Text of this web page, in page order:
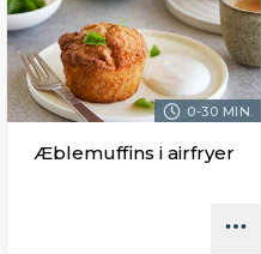
0-30 MIN.
Æblemuffins i airfryer